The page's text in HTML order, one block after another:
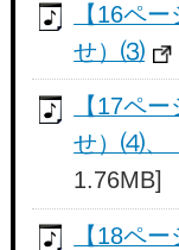
【16ペ
せ）⑶
【17ペ
せ）⑷、
1.76MB]
【18ペ